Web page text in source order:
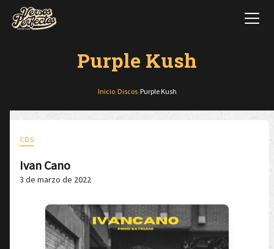
Purple Kush
Inicio/ Discos/ Purple Kush
CDS
Ivan Cano
3 de marzo de 2022